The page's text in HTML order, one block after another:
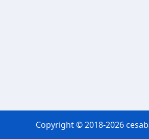
Copyright © 2018-2026